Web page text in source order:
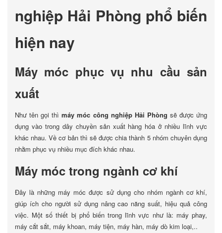
nghiệp Hải Phòng phổ biến
hiện nay
Máy móc phục vụ nhu cầu sản
xuất
Như tên gọi thìmáy móc công nghiệp Hải Phòng sẽ được ứng
dụng vào trong dây chuyền sản xuất hàng hóa ở nhiều lĩnh vực
khác nhau. Về cơ bản thì sẽ được chia thành 5 nhóm chuyên dụng
nhằm phục vụ nhiều mục đích khác nhau.
Máy móc trong ngành cơ khí
Đây là những máy móc được sử dụng cho nhóm ngành cơ khí,
giúp ích cho người sử dụng nâng cao năng suất, hiệu quả công
việc. Một số thiết bị phổ biến trong lĩnh vực như là: máy phay,
máy cắt sắt, máy khoan, máy tiện, máy hàn, máy dò kim loại,..